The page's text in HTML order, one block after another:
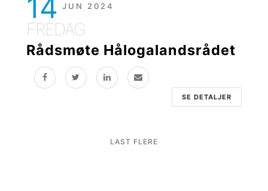
14 JUN 2024
FREDAG
Rådsmøte Hålogalandsrådet
SE DETALJER
LAST FLERE